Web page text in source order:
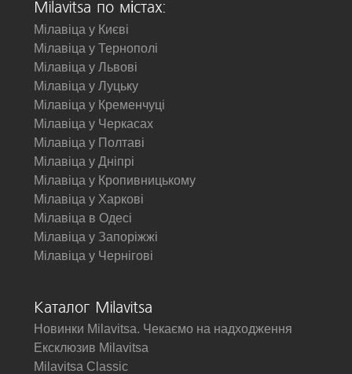
Milavitsa по містах:
Мілавіца у Києві
Мілавіца у Тернополі
Мілавіца у Львові
Мілавіца у Луцьку
Мілавіца у Кременчуці
Мілавіца у Черкасах
Мілавіца у Полтаві
Мілавіца у Дніпрі
Мілавіца у Кропивницькому
Мілавіца у Харкові
Мілавіца в Одесі
Мілавіца у Запоріжжі
Мілавіца у Чернігові
Каталог Milavitsa
Новинки Milavitsa. Чекаємо на надходження
Ексклюзив Milavitsa
Milavitsa Classic